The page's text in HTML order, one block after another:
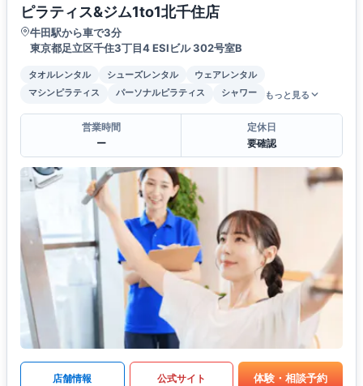
ピラティス&ジム1to1北千住店
牛田駅から車で3分
東京都足立区千住3丁目4 ESIビル 302号室B
タオルレンタル シューズレンタル
ウェアレンタル
マシンピラティス
パーソナルピラティス シャワー もっと見る
営業時間
ー
定休日
要確認
店舗情報 公式サイト 体験・相談予約